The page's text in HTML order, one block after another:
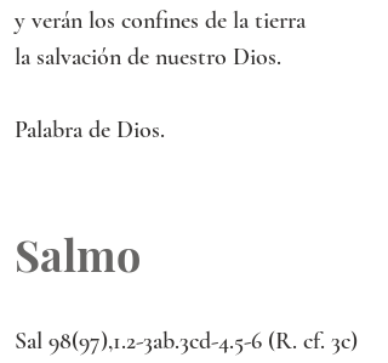
y verán los confines de la tierra
la salvación de nuestro Dios.
Palabra de Dios.
Salmo
Sal 98(97),1.2-3ab.3cd-4.5-6 (R. cf. 3c)